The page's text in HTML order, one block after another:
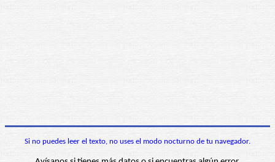
Si no puedes leer el texto, no uses el modo nocturno de tu navegador.